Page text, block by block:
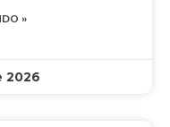
»
2026